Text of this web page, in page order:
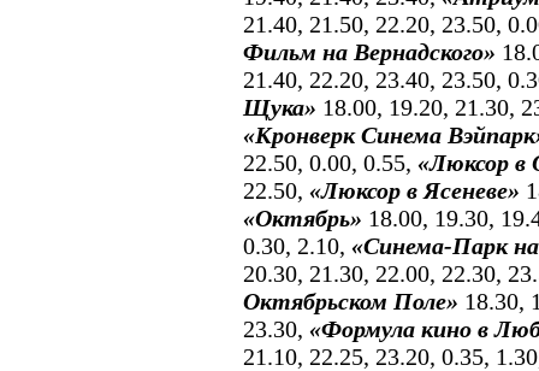
21.40, 21.50, 22.20, 23.50,
Фильм на Вернадского»
21.40, 22.20, 23.40, 23.50,
Щука» 18.00, 19.20, 21.30,
«Кронверк Синема
22.50, 0.00, 0.55, «Люксор в
22.50, «Люксор в Ясеневе»
«Октябрь» 18.00, 19.30,
0.30, 2.10, «Синема-Парк
20.30, 21.30, 22.00, 22.30,
Октябрьском Поле» 18.30,
23.30, «Формула кино в
21.10, 22.25, 23.20, 0.35,